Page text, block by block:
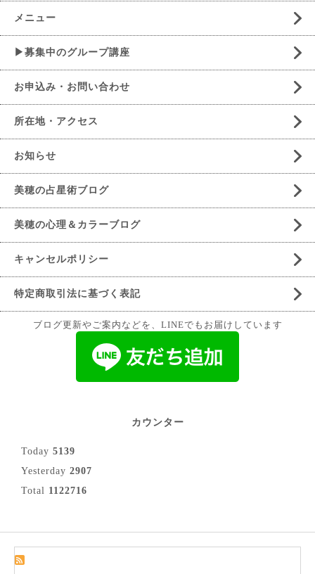
メニュー
▶募集中のグループ講座
お申込み・お問い合わせ
所在地・アクセス
お知らせ
美穂の占星術ブログ
美穂の心理＆カラーブログ
キャンセルポリシー
特定商取引法に基づく表記
ブログ更新やご案内などを、LINEでもお届けしています
カウンター
Today 5139
Yesterday 2907
Total 1122716